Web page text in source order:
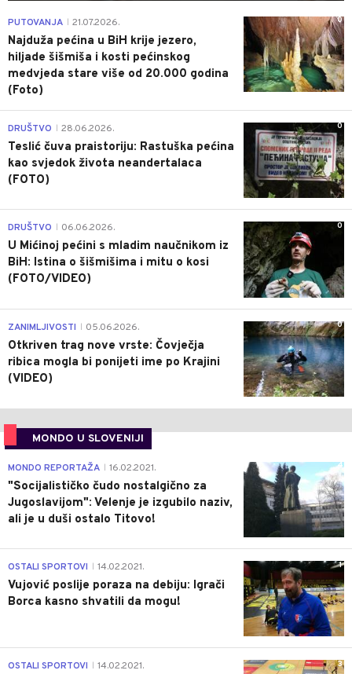
0
PUTOVANJA 21.07.2026.
Najduža pećina u BiH krije jezero,
hiljade šišmiša i kosti pećinskog
medvjeda stare više od 20.000 godina
(Foto)
0
DRUŠTVO 28.06.2026.
Teslić čuva praistoriju: Rastuška pećina
kao svjedok života neandertalaca
(FOTO)
0
DRUŠTVO 06.06.2026.
U Mićinoj pećini s mladim naučnikom iz
BiH: Istina o šišmišima i mitu o kosi
(FOTO/VIDEO)
0
ZANIMLJIVOSTI 05.06.2026.
Otkriven trag nove vrste: Čovječja
ribica mogla bi ponijeti ime po Krajini
(VIDEO)
MONDO U SLOVENIJI
4
MONDO REPORTAŽA 16.02.2021.
"Socijalističko čudo nostalgično za
Jugoslavijom": Velenje je izgubilo naziv,
ali je u duši ostalo Titovo!
1
OSTALI SPORTOVI 14.02.2021.
Vujović poslije poraza na debiju: Igrači
Borca kasno shvatili da mogu!
3
OSTALI SPORTOVI 14.02.2021.